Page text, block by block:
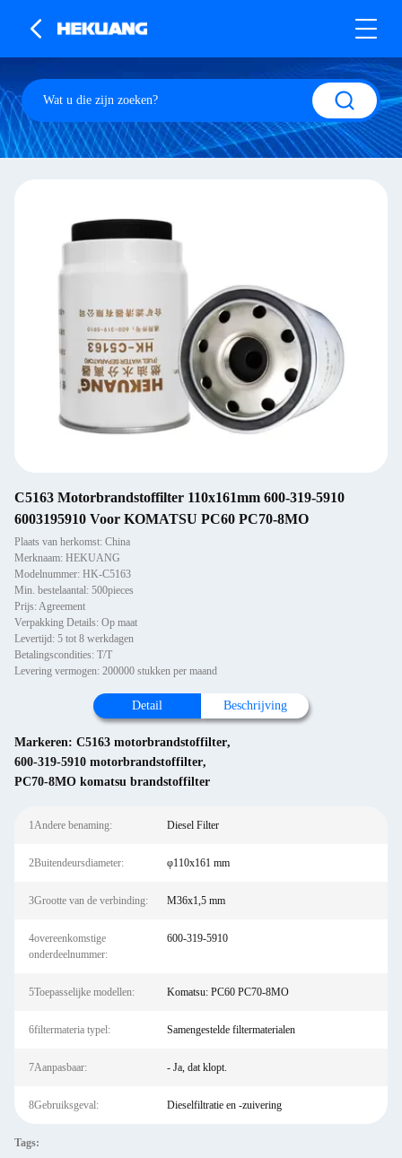
C5163 Motorbrandstoffilter 110x161mm 600-319-5910
6003195910 Voor KOMATSU PC60 PC70-8MO
Plaats van herkomst: China
Merknaam: HEKUANG
Modelnummer: HK-C5163
Min. bestelaantal: 500pieces
Prijs: Agreement
Verpakking Details: Op maat
Levertijd: 5 tot 8 werkdagen
Betalingscondities: T/T
Levering vermogen: 200000 stukken per maand
Detail Beschrijving
Markeren: C5163 motorbrandstoffilter,
600-319-5910 motorbrandstoffilter,
PC70-8MO komatsu brandstoffilter
1Andere benaming: Diesel Filter
2Buitendeursdiameter: φ110x161 mm
3Grootte van de verbinding: M36x1,5 mm
4overeenkomstige
onderdeelnummer:
600-319-5910
5Toepasselijke modellen: Komatsu: PC60 PC70-8MO
6filtermateria typel: Samengestelde filtermaterialen
7Aanpasbaar: - Ja, dat klopt.
8Gebruiksgeval: Dieselfiltratie en -zuivering
Tags: